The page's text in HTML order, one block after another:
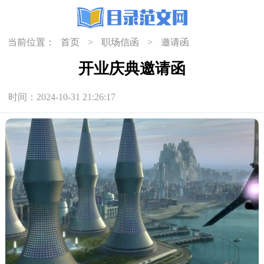
当前位置： 首页 > 职场信函 > 邀请函
开业庆典邀请函
时间：2024-10-31 21:26:17